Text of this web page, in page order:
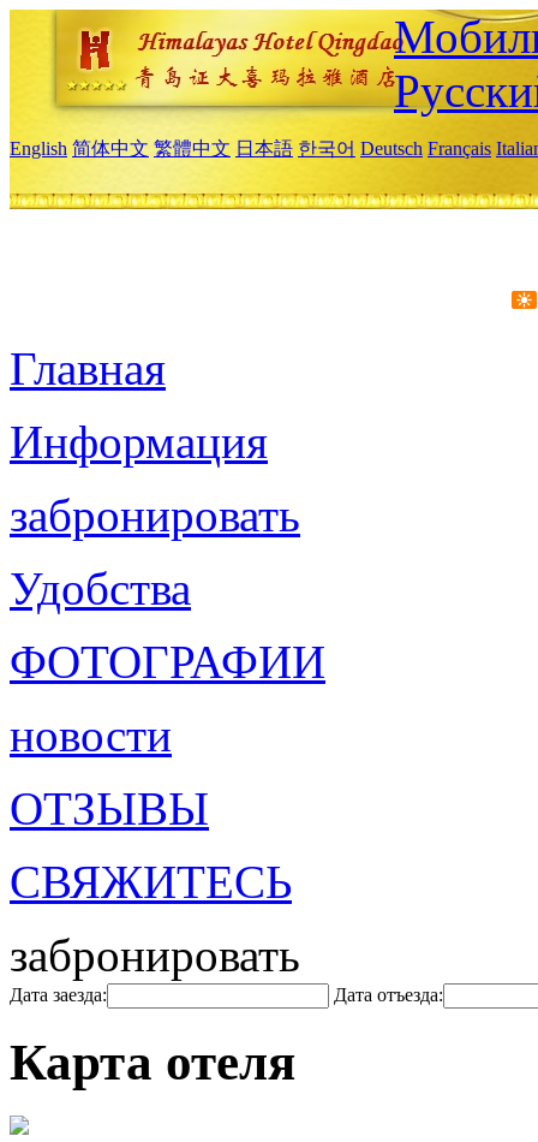
English 简体中文 繁體中文 日本語 한국어 Deutsch Français
Главная
Информация
забронировать
Удобства
ФОТОГРАФИИ
новости
ОТЗЫВЫ
СВЯЖИТЕСЬ
забронировать
Дата заезда: Дата отъезда:
Карта отеля